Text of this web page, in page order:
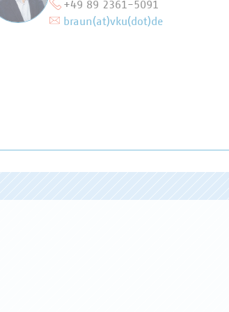
+49 89 2361-5091
braun(at)vku(dot)de